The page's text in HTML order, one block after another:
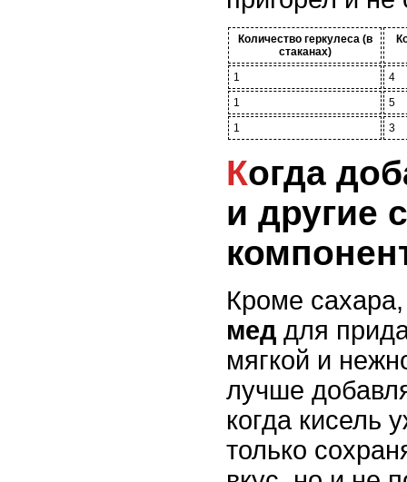
Количество геркулеса (в
стаканах)
1
4
1
5
1
3
Когда добавлять сахар
и другие
Кроме
мед для
мягкой и
лучше
когда кисель
только